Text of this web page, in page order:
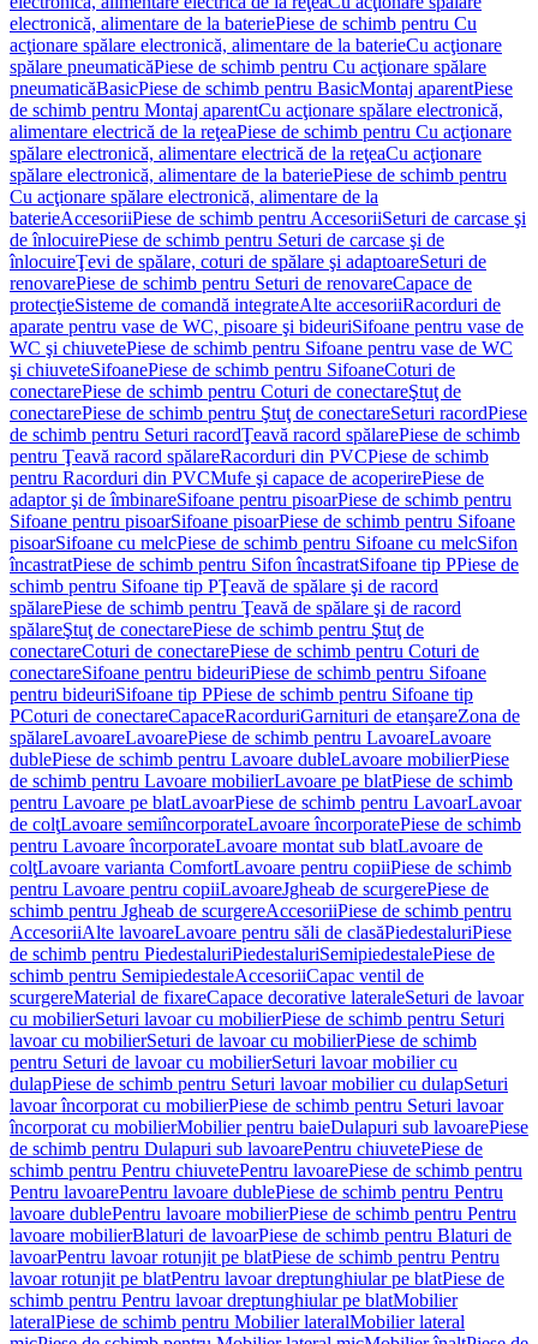
electronică, alimentare de la bateriePiese de schimb pentru Cu
acţionare spălare electronică, alimentare de la baterieCu acţionare
spălare pneumaticăPiese de schimb pentru Cu acţionare spălare
pneumaticăBasicPiese de schimb pentru BasicMontaj aparentPiese
de schimb pentru Montaj aparentCu acţionare spălare electronică,
alimentare electrică de la reţeaPiese de schimb pentru Cu acţionare
spălare electronică, alimentare electrică de la reţeaCu acţionare
spălare electronică, alimentare de la bateriePiese de schimb pentru
Cu acţionare spălare electronică, alimentare de la
baterieAccesoriiPiese de schimb pentru AccesoriiSeturi de carcase şi
de înlocuirePiese de schimb pentru Seturi de carcase şi de
înlocuireŢevi de spălare, coturi de spălare şi adaptoareSeturi de
renovarePiese de schimb pentru Seturi de renovareCapace de
protecţieSisteme de comandă integrateAlte accesoriiRacorduri de
aparate pentru vase de WC, pisoare şi bideuriSifoane pentru vase de
WC şi chiuvetePiese de schimb pentru Sifoane pentru vase de WC
şi chiuveteSifoanePiese de schimb pentru SifoaneCoturi de
conectarePiese de schimb pentru Coturi de conectareŞtuţ de
conectarePiese de schimb pentru Ştuţ de conectareSeturi racordPiese
de schimb pentru Seturi racordŢeavă racord spălarePiese de schimb
pentru Ţeavă racord spălareRacorduri din PVCPiese de schimb
pentru Racorduri din PVCMufe şi capace de acoperirePiese de
adaptor şi de îmbinareSifoane pentru pisoarPiese de schimb pentru
Sifoane pentru pisoarSifoane pisoarPiese de schimb pentru Sifoane
pisoarSifoane cu melcPiese de schimb pentru Sifoane cu melcSifon
încastratPiese de schimb pentru Sifon încastratSifoane tip PPiese de
schimb pentru Sifoane tip PŢeavă de spălare şi de racord
spălarePiese de schimb pentru Ţeavă de spălare şi de racord
spălareŞtuţ de conectarePiese de schimb pentru Ştuţ de
conectareCoturi de conectarePiese de schimb pentru Coturi de
conectareSifoane pentru bideuriPiese de schimb pentru Sifoane
pentru bideuriSifoane tip PPiese de schimb pentru Sifoane tip
PCoturi de conectareCapaceRacorduriGarnituri de etanşareZona de
spălareLavoareLavoarePiese de schimb pentru LavoareLavoare
dublePiese de schimb pentru Lavoare dubleLavoare mobilierPiese
de schimb pentru Lavoare mobilierLavoare pe blatPiese de schimb
pentru Lavoare pe blatLavoarPiese de schimb pentru LavoarLavoar
de colţLavoare semiîncorporateLavoare încorporatePiese de schimb
pentru Lavoare încorporateLavoare montat sub blatLavoare de
colţLavoare varianta ComfortLavoare pentru copiiPiese de schimb
pentru Lavoare pentru copiiLavoareJgheab de scurgerePiese de
schimb pentru Jgheab de scurgereAccesoriiPiese de schimb pentru
AccesoriiAlte lavoareLavoare pentru săli de clasăPiedestaluriPiese
de schimb pentru PiedestaluriPiedestaluriSemipiedestalePiese de
schimb pentru SemipiedestaleAccesoriiCapac ventil de
scurgereMaterial de fixareCapace decorative lateraleSeturi de lavoar
cu mobilierSeturi lavoar cu mobilierPiese de schimb pentru Seturi
lavoar cu mobilierSeturi de lavoar cu mobilierPiese de schimb
pentru Seturi de lavoar cu mobilierSeturi lavoar mobilier cu
dulapPiese de schimb pentru Seturi lavoar mobilier cu dulapSeturi
lavoar încorporat cu mobilierPiese de schimb pentru Seturi lavoar
încorporat cu mobilierMobilier pentru baieDulapuri sub lavoarePiese
de schimb pentru Dulapuri sub lavoarePentru chiuvetePiese de
schimb pentru Pentru chiuvetePentru lavoarePiese de schimb pentru
Pentru lavoarePentru lavoare dublePiese de schimb pentru Pentru
lavoare dublePentru lavoare mobilierPiese de schimb pentru Pentru
lavoare mobilierBlaturi de lavoarPiese de schimb pentru Blaturi de
lavoarPentru lavoar rotunjit pe blatPiese de schimb pentru Pentru
lavoar rotunjit pe blatPentru lavoar dreptunghiular pe blatPiese de
schimb pentru Pentru lavoar dreptunghiular pe blatMobilier
lateralPiese de schimb pentru Mobilier lateralMobilier lateral